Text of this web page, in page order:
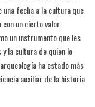
una fecha a la cultura que
un cierto valor
un instrumento que les
la cultura de quien lo
ha estado más
auxiliar de la historia